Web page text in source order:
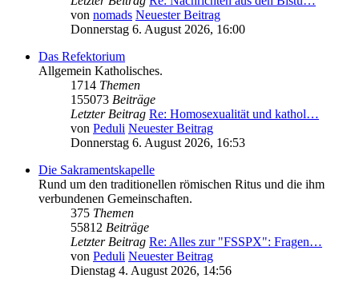
von nomads Neuester Beitrag
Donnerstag 6. August 2026, 16:00
Das Refektorium
Allgemein Katholisches.
1714 Themen
155073 Beiträge
Letzter Beitrag Re: Homosexualität und kathol…
von Peduli Neuester Beitrag
Donnerstag 6. August 2026, 16:53
Die Sakramentskapelle
Rund um den traditionellen römischen Ritus und die ihm
verbundenen Gemeinschaften.
375 Themen
55812 Beiträge
Letzter Beitrag Re: Alles zur "FSSPX": Fragen…
von Peduli Neuester Beitrag
Dienstag 4. August 2026, 14:56